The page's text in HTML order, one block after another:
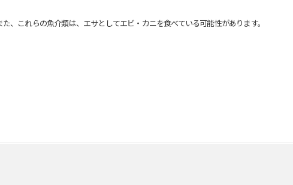
これらの魚介類は、エサとしてエビ・カニを食べている可能性があります。